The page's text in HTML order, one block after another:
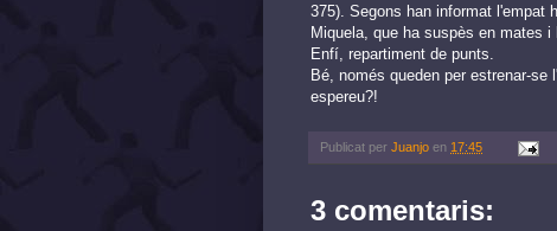
375). Segons han informat l'empat
Miquela, que ha suspès en mates
Enfí, repartiment de punts.
Bé, només queden per estrenar-
espereu?!
Publicat per Juanjo en 17:45
3 comentaris: